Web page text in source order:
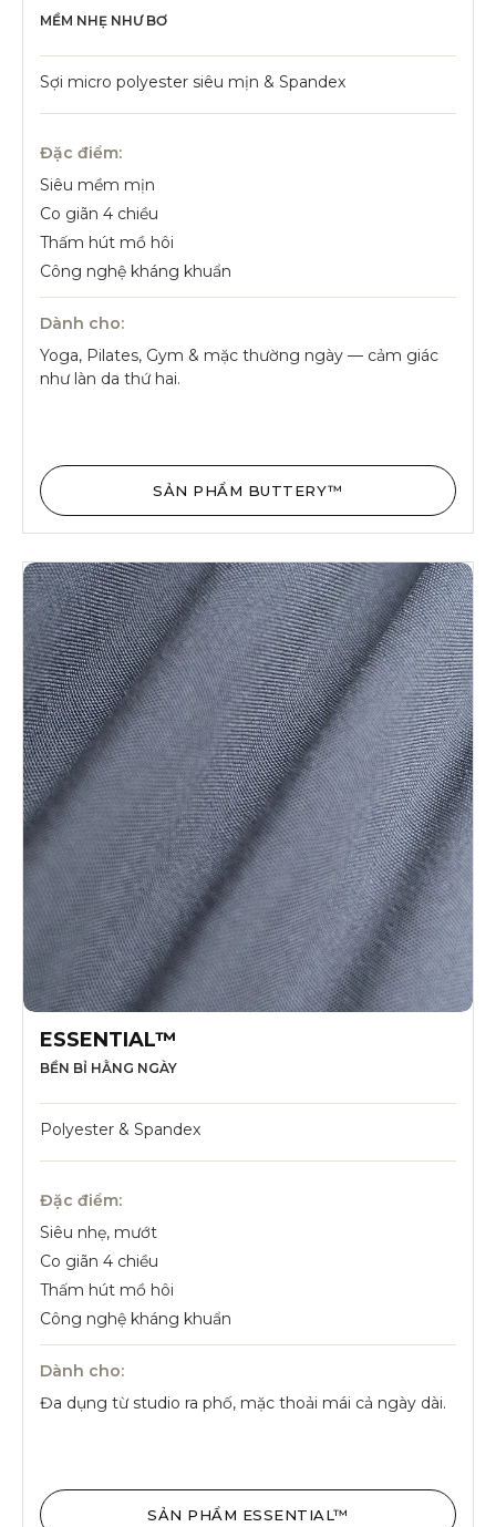
MỀM NHẸ NHƯ BƠ
Sợi micro polyester siêu mịn & Spandex
Đặc điểm:
Siêu mềm mịn
Co giãn 4 chiều
Thấm hút mồ hôi
Công nghệ kháng khuẩn
Dành cho:
Yoga, Pilates, Gym & mặc thường ngày — cảm giác
như làn da thứ hai.
SẢN PHẨM BUTTERY™
ESSENTIAL™
BỀN BỈ HẰNG NGÀY
Polyester & Spandex
Đặc điểm:
Siêu nhẹ, mướt
Co giãn 4 chiều
Thấm hút mồ hôi
Công nghệ kháng khuẩn
Dành cho:
Đa dụng từ studio ra phố, mặc thoải mái cả ngày dài.
SẢN PHẨM ESSENTIAL™